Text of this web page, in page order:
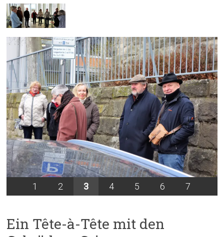
1 2 3 4 5 6 7
Ein Tête-à-Tête mit den